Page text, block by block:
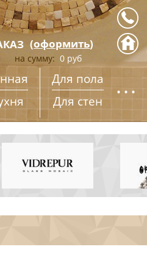
(оформить)
на сумму: 0 руб
Для пола
Для стен
...